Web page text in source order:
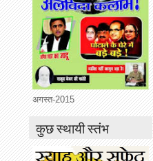
अगस्त-2015
कुछ स्थायी स्तंभ